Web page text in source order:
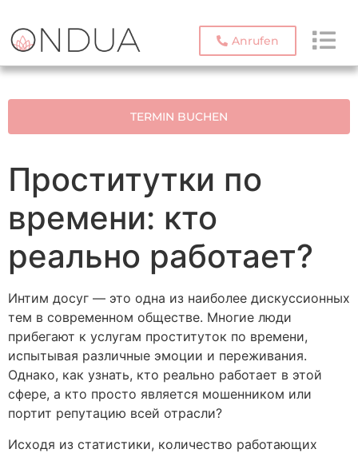
Anrufen
TERMIN BUCHEN
Проститутки по
времени: кто
реально работает?
Интим досуг — это одна из наиболее дискуссионных
тем в современном обществе. Многие люди
прибегают к услугам проституток по времени,
испытывая различные эмоции и переживания.
Однако, как узнать, кто реально работает в этой
сфере, а кто просто является мошенником или
портит репутацию всей отрасли?
Исходя из статистики, количество работающих